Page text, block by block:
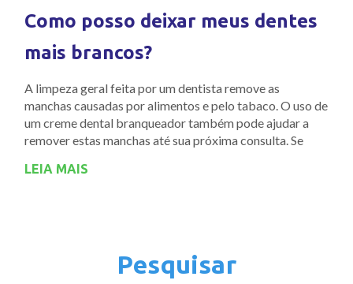
Como posso deixar meus dentes
mais brancos?
A limpeza geral feita por um dentista remove as
manchas causadas por alimentos e pelo tabaco. O uso de
um creme dental branqueador também pode ajudar a
remover estas manchas até sua próxima consulta. Se
LEIA MAIS
Pesquisar